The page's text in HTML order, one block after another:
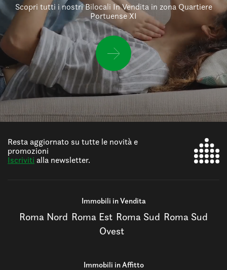
Scopri tutti i nostri Bilocali In Vendita in zona Quartiere
Portuense XI
Resta aggiornato su tutte le novità e
promozioni
Iscriviti alla newsletter.
Immobili in Vendita
Roma Nord Roma Est Roma Sud Roma Sud
Ovest
Immobili in Affitto